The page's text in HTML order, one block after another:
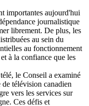
importantes aujourd'hui
journalistique
librement. De plus, les
au sein du
au fonctionnement
à la confiance que les
le Conseil a examiné
télévision canadien
vers les services sur
Ces défis et